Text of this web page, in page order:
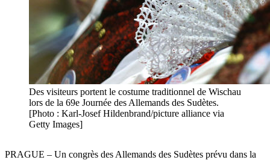
Des visiteurs portent le costume traditionnel de Wischau
lors de la 69e Journée des Allemands des Sudètes.
[Photo : Karl-Josef Hildenbrand/picture alliance via
Getty Images]
PRAGUE – Un congrès des Allemands des Sudètes prévu dans la